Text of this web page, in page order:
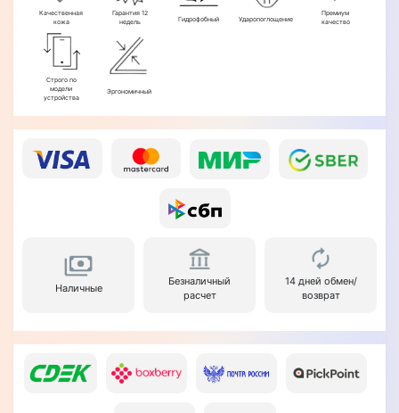
Качественная
кожа
Гарантия 12
недель
Гидрофобный Ударопоглощение
Премиум
качество
Строго по
модели
устройства
Эргономичный
Наличные
Безналичный
расчет
14 дней обмен/
возврат